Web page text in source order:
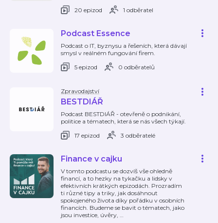
20 epizod
1 odběratel
Podcast Essence
Podcast o IT, byznysu a řešeních, která dávají
smysl v reálném fungování firem.
5 epizod
0 odběratelů
Zpravodajství
BESTDIÁŘ
Podcast BESTDIÁŘ - otevřeně o podnikání,
politice a tématech, která se nás všech týkají.
17 epizod
3 odběratelé
Finance v cajku
V tomto podcastu se dozvíš vše ohledně
financí, a to hezky na tykačku a lidsky v
efektivních krátkých epizodách. Prozradím
ti různé tipy a triky, jak dosáhnout
spokojeného života díky pořádku v osobních
financích. Budeme se bavit o tématech, jako
jsou investice, úvěry, …